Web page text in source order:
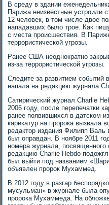
В среду в здании
Парижа неизвестные устроили
12 человек, в том числе двое
нападавших было трое. Как
с места происшествия. В
террористической угрозы.
Ранее США неоднократно
из-за террористической угрозы.
Следите за развитием событий
напала на редакцию журнала
Сатирический журнал Charlie
2006 году, после перепечатки
ранее появившихся в датском
карикатур на пророка вызвала
редактор издания Филипп Валь
был оправдан. В ноябре 2011
номера журнала, посвященного
редакцию Charlie Hebdo
был выйти под названием
объявлен пророк Мухаммед.
В 2012 году в разгар
мусульман» в журнале была
пророка Мухаммеда. На